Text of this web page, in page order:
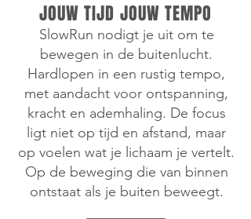
JOUW TIJD JOUW TEMPO
SlowRun nodigt je uit om te
bewegen in de buitenlucht.
Hardlopen in een rustig tempo,
met aandacht voor ontspanning,
kracht en ademhaling. De focus
ligt niet op tijd en afstand, maar
op voelen wat je lichaam je vertelt.
Op de beweging die van binnen
ontstaat als je buiten beweegt.